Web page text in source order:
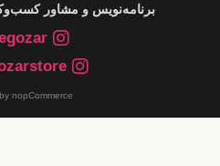
برنامه‌نویس و مشاور کسب‌وکار
by nopCommerce